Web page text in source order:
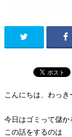
こんにちは、わっき
今日はゴミって儲か
この話をするのは